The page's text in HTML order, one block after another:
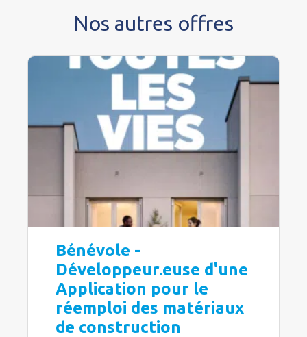
Nos autres offres
Bénévole -
Développeur.euse d'une
Application pour le
réemploi des matériaux
de construction